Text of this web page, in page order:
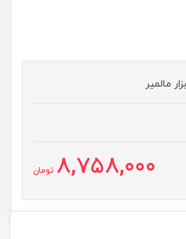
مالمیر
8,758,000 تومان